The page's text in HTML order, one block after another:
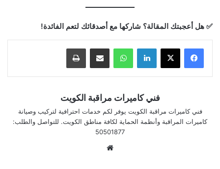
✅ هل أعجبتك المقالة؟ شاركها مع أصدقائك لتعم الفائدة!
لينكدإن واتساب مشاركة بالبريد الإلكترونيطباعة
فني كاميرات مراقبة الكويت
فني كاميرات مراقبة الكويت يوفر لكم خدمات احترافية لتركيب وصيانة
كاميرات المراقبة وأنظمة الحماية لكافة مناطق الكويت. للتواصل والطلب:
50501877